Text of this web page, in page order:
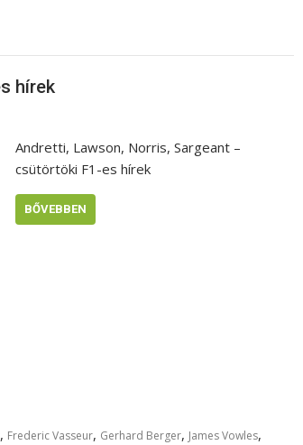
hírek
Andretti, Lawson, Norris, Sargeant –
csütörtöki F1-es hírek
BŐVEBBEN
, Frederic Vasseur, Gerhard Berger, James Vowles,